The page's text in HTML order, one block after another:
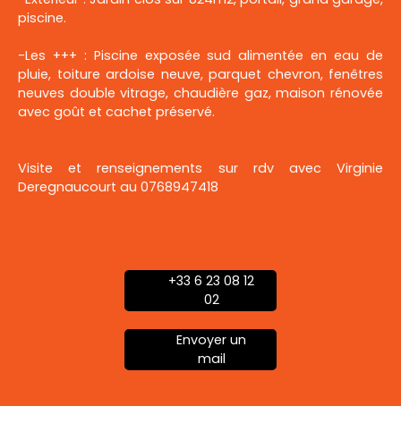
piscine.
-Les +++ : Piscine exposée sud alimentée en eau de
pluie, toiture ardoise neuve, parquet chevron, fenêtres
neuves double vitrage, chaudière gaz, maison rénovée
avec goût et cachet préservé.
Visite et renseignements sur rdv avec Virginie
Deregnaucourt au 0768947418
+33 6 23 08 12
02
Envoyer un
mail